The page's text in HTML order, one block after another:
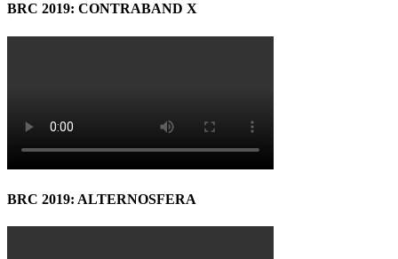
BRC 2019: CONTRABAND X
BRC 2019: ALTERNOSFERA